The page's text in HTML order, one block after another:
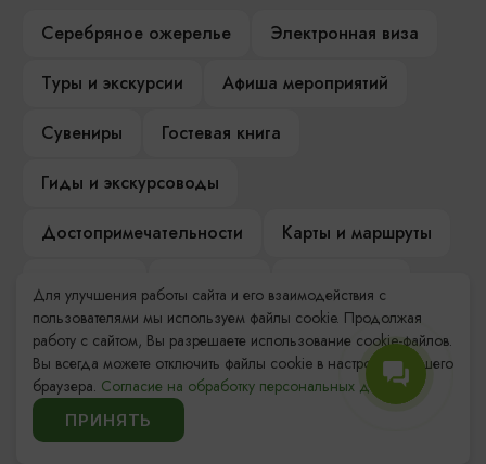
Серебряное ожерелье
Электронная виза
Туры и экскурсии
Афиша мероприятий
Сувениры
Гостевая книга
Гиды и экскурсоводы
Достопримечательности
Карты и маршруты
Компас Балтийской кухни
Настоящий Калининградец
Музеи
Для улучшения работы сайта и его взаимодействия с
пользователями мы используем файлы cookie. Продолжая
работу с сайтом, Вы разрешаете использование cookie-файлов.
Вы всегда можете отключить файлы cookie в настройках Вашего
браузера. Согласие на обработку персональных данных.
ПРИНЯТЬ